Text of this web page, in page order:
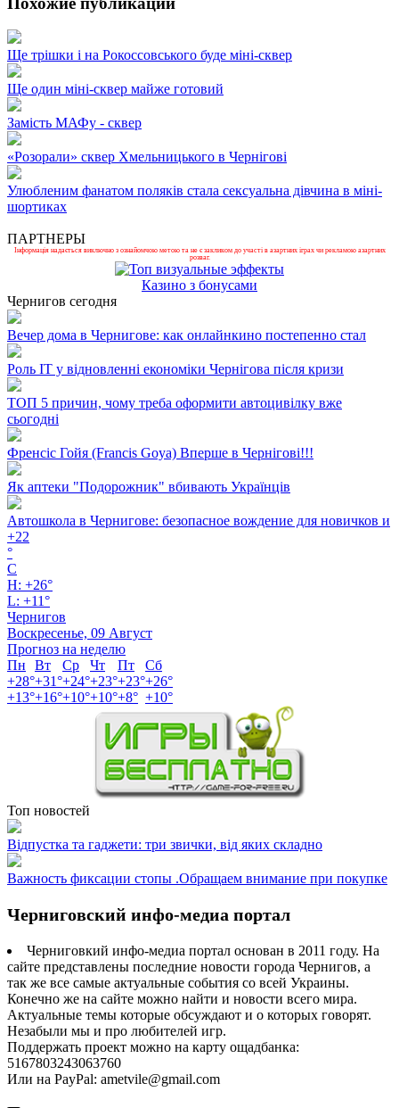
Ще трішки і на Рокоссовського буде міні-сквер
Ще один міні-сквер майже готовий
Замість МАФу - сквер
«Розорали» сквер Хмельницького в Чернігові
Улюбленим фанатом поляків стала сексуальна дівчина в міні-
шортиках
ПАРТНЕРЫ
Інформація надається виключно з ознайомчою метою та не є закликом до участі в азартних іграх чи рекламою азартних
розваг.
Казино з бонусами
Чернигов сегодня
Вечер дома в Чернигове: как онлайнкино постепенно стал
Роль ІТ у відновленні економіки Чернігова після кризи
ТОП 5 причин, чому треба оформити автоцивілку вже
сьогодні
Френсіс Гойя (Francis Goya) Вперше в Чернігові!!!
Як аптеки "Подорожник" вбивають Українців
Автошкола в Чернигове: безопасное вождение для новичков и
+22
°
C
H: +26°
L: +11°
Чернигов
Воскресенье, 09 Август
Прогноз на неделю
Пн
Вт Ср Чт Пт
Сб
+28°+31°+24°+23°+23°+26°
+13°+16°+10°+10°+8° +10°
Топ новостей
Відпустка та гаджети: три звички, від яких складно
Важность фиксации стопы .Обращаем внимание при покупке
Черниговский инфо-медиа портал
Черниговкий инфо-медиа портал основан в 2011 году. На
сайте представлены последние новости города Чернигов, а
так же все самые актуальные события со всей Украины.
Конечно же на сайте можно найти и новости всего мира.
Актуальные темы которые обсуждают и о которых говорят.
Незабыли мы и про любителей игр.
Поддержать проект можно на карту ощадбанка:
5167803243063760
Или на PayPal: ametvile@gmail.com